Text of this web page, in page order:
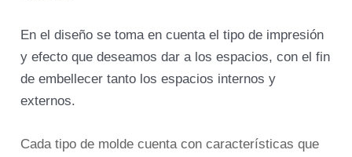
En el diseño se toma en cuenta el tipo de impresión
y efecto que deseamos dar a los espacios, con el fin
de embellecer tanto los espacios internos y
externos.
Cada tipo de molde cuenta con características que